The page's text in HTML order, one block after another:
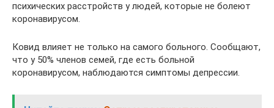
психических расстройств у людей, которые не болеют
коронавирусом.
Ковид влияет не только на самого больного. Сообщают,
что у 50% членов семей, где есть больной
коронавирусом, наблюдаются симптомы депрессии.